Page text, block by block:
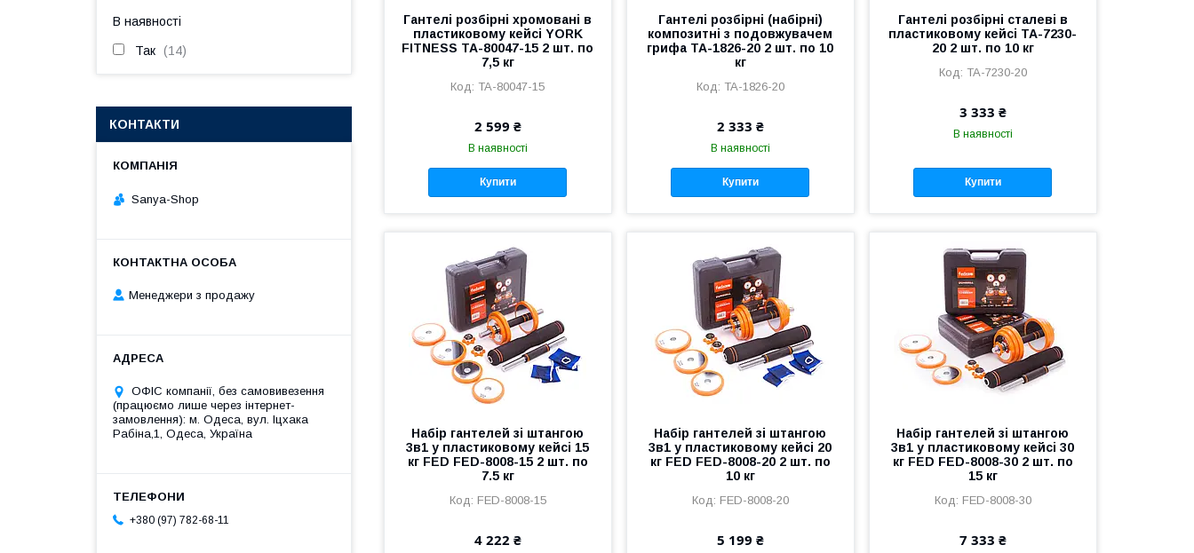
Гантелі розбірні хромовані в
пластиковому кейсі YORK
FITNESS TA-80047-15 2 шт. по
7,5 кг
TA-80047-15
2 599 ₴
В наявності
Купити
Гантелі розбірні (набірні)
композитні з подовжувачем
грифа TA-1826-20 2 шт. по 10
кг
TA-1826-20
2 333 ₴
В наявності
Купити
Гантелі розбірні сталеві в
пластиковому кейсі TA-7230-
20 2 шт. по 10 кг
TA-7230-20
3 333 ₴
В наявності
Купити
Набір гантелей зі штангою
3в1 у пластиковому кейсі 15
кг FED FED-8008-15 2 шт. по
7.5 кг
FED-8008-15
4 222 ₴
Набір гантелей зі штангою
3в1 у пластиковому кейсі 20
кг FED FED-8008-20 2 шт. по
10 кг
FED-8008-20
5 199 ₴
Набір гантелей зі штангою
3в1 у пластиковому кейсі 30
кг FED FED-8008-30 2 шт. по
15 кг
FED-8008-30
7 333 ₴
В наявності
Так 14
КОНТАКТИ
Sanya-Shop
Менеджери з продажу
ОФІС компанії, без самовивезення
(працюємо лише через інтернет-
замовлення): м. Одеса, вул. Іцхака
Рабіна,1, Одеса, Україна
+380 (97) 782-68-11